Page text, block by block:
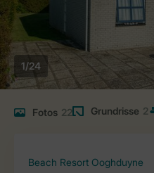
1/24
Fotos 22 Grundrisse 2
Beach Resort Ooghduyne